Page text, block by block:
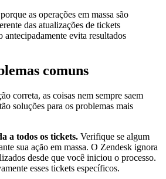
as operações em massa são
das atualizações de tickets
evita resultados
comuns
correta, as coisas nem sempre saem
soluções para os problemas mais
a todos os tickets. Verifique se algum
sua ação em massa. O Zendesk ignora
desde que você iniciou o processo.
esses tickets específicos.